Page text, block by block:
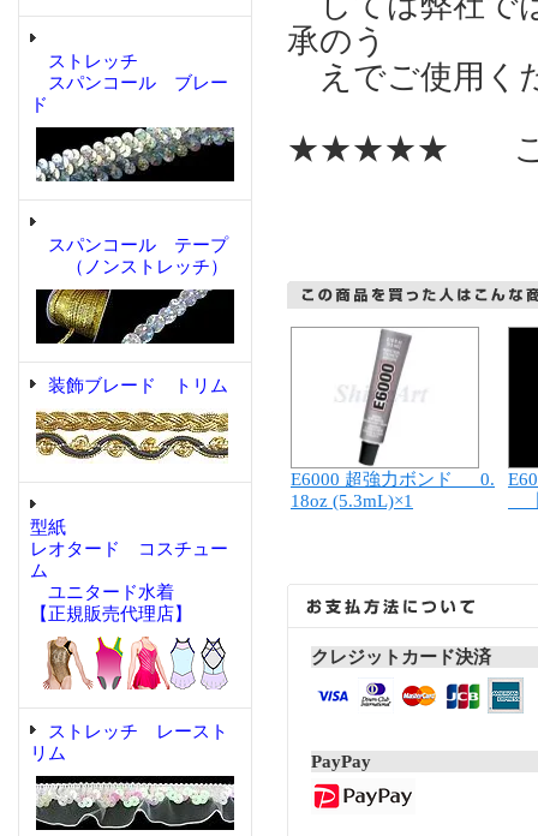
ストレッチ
スパンコール ブレー
ド
スパンコール テープ
（ノンストレッチ）
装飾ブレード トリム
型紙
レオタード コスチュー
ム
ユニタード水着
【正規販売代理店】
ストレッチ レースト
リム
承のう
えでご使用く
★★★★★ こ
E6000 超強力ボンド 0.
18oz (5.3mL)×1
クレジットカード決済
PayPay